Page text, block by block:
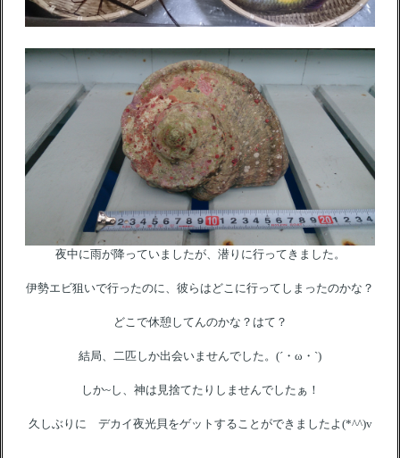
夜中に雨が降っていましたが、潜りに行ってきました。
伊勢エビ狙いで行ったのに、彼らはどこに行ってしまったのかな？
どこで休憩してんのかな？はて？
結局、二匹しか出会いませんでした。(´・ω・`)
しか~し、神は見捨てたりしませんでしたぁ！
久しぶりに デカイ夜光貝をゲットすることができましたよ(*^^)v